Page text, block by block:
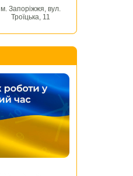
м. Запоріжжя, вул.
Троїцька, 11